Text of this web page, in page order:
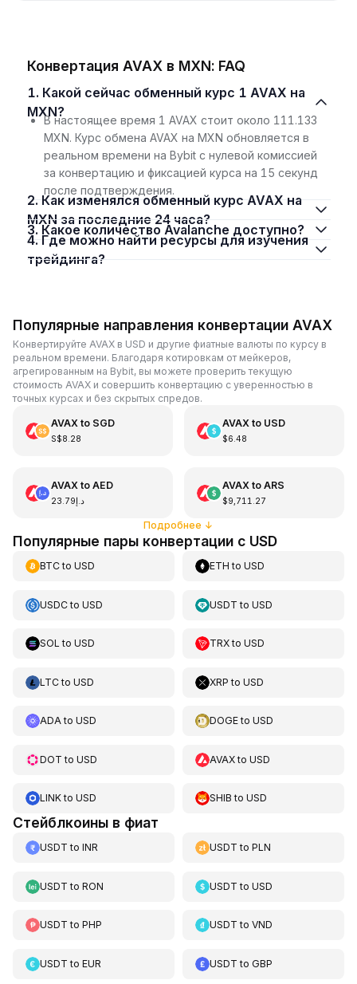
Конвертация AVAX в MXN: FAQ
1. Какой сейчас обменный курс 1 AVAX на
MXN?
В настоящее время 1 AVAX стоит около 111.133
MXN. Курс обмена AVAX на MXN обновляется в
реальном времени на Bybit с нулевой комиссией
за конвертацию и фиксацией курса на 15 секунд
после подтверждения.
2. Как изменялся обменный курс AVAX на
MXN за последние 24 часа?
3. Какое количество Avalanche доступно?
4. Где можно найти ресурсы для изучения
трейдинга?
Популярные направления конвертации AVAX
Конвертируйте AVAX в USD и другие фиатные валюты по курсу в
реальном времени. Благодаря котировкам от мейкеров,
агрегированным на Bybit, вы можете проверить текущую
стоимость AVAX и совершить конвертацию с уверенностью в
точных курсах и без скрытых спредов.
AVAXto SGD
S$8.28
AVAXto USD
$6.48
AVAXto AED
د.إ23.79
AVAXto ARS
$9,711.27
Подробнее ↓
Популярные пары конвертации с USD
BTCto USD ETH toUSD
USDCto USD USDT toUSD
SOL to USD TRXtoUSD
LTCto USD XRP toUSD
ADAto USD DOGEtoUSD
DOT to USD AVAXtoUSD
LINKto USD SHIB toUSD
Стейблкоины в фиат
USDT to INR USDT toPLN
USDT to RON USDT toUSD
USDT to PHP USDT toVND
USDT to EUR USDT toGBP